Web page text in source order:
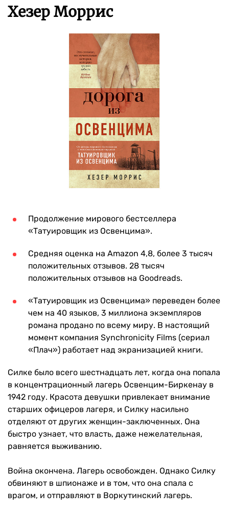
Хезер Моррис
Продолжение мирового бестселлера
«Татуировщик из Освенцима».
Средняя оценка на Amazon 4,8, более 3 тысяч
положительных отзывов. 28 тысяч
положительных отзывов на Goodreads.
«Татуировщик из Освенцима» переведен более
чем на 40 языков, 3 миллиона экземпляров
романа продано по всему миру. В настоящий
момент компания Synchronicity Films (сериал
«Плач») работает над экранизацией книги.
Силке было всего шестнадцать лет, когда она попала
в концентрационный лагерь Освенцим-Биркенау в
1942 году. Красота девушки привлекает внимание
старших офицеров лагеря, и Силку насильно
отделяют от других женщин-заключенных. Она
быстро узнает, что власть, даже нежелательная,
равняется выживанию.
Война окончена. Лагерь освобожден. Однако Силку
обвиняют в шпионаже и в том, что она спала с
врагом, и отправляют в Воркутинский лагерь.